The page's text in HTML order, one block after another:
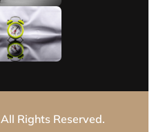
All Rights Reserved.